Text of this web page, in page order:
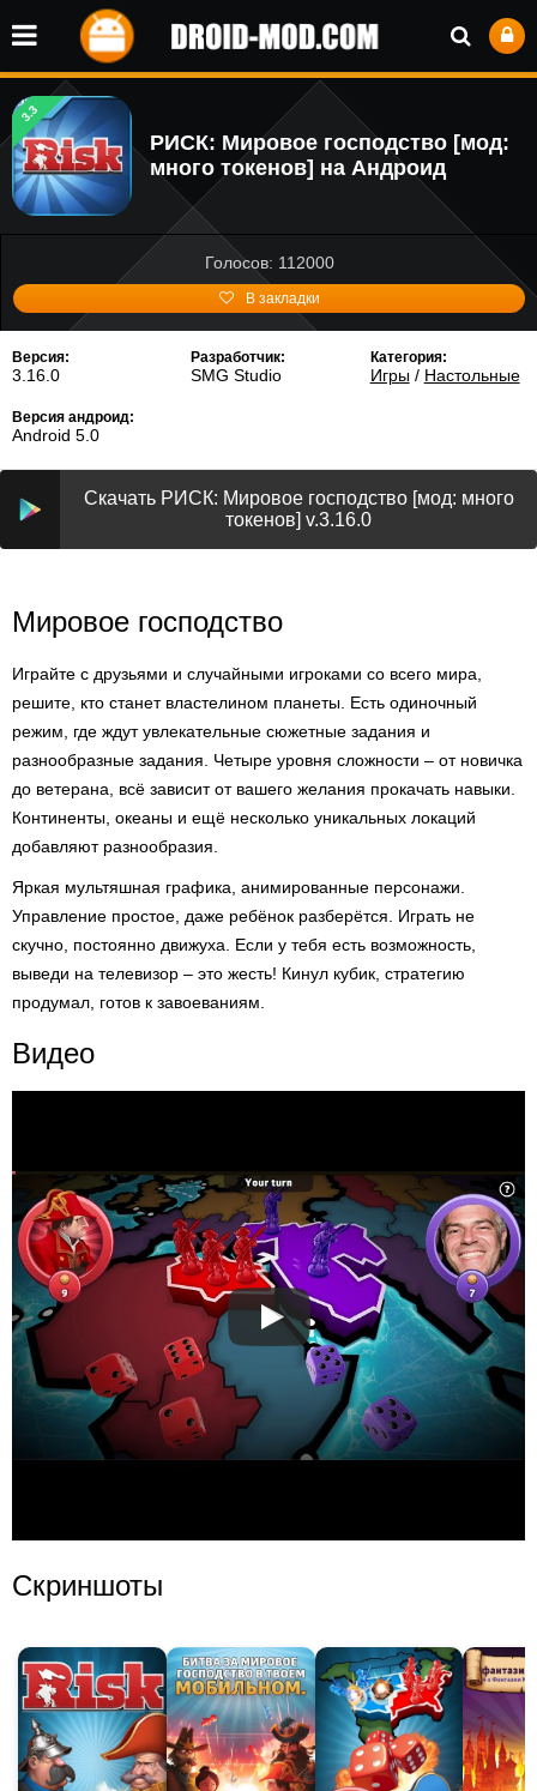
3.3
РИСК: Мировое господство [мод:
много токенов] на Андроид
Голосов: 112000
В закладки
Версия:
3.16.0
Разработчик:
SMG Studio
Категория:
Игры/ Настольные
Версия андроид:
Android 5.0
Скачать РИСК: Мировое господство [мод: много
токенов] v.3.16.0
Мировое господство
Играйте с друзьями и случайными игроками со всего мира,
решите, кто станет властелином планеты. Есть одиночный
режим, где ждут увлекательные сюжетные задания и
разнообразные задания. Четыре уровня сложности – от новичка
до ветерана, всё зависит от вашего желания прокачать навыки.
Континенты, океаны и ещё несколько уникальных локаций
добавляют разнообразия.
Яркая мультяшная графика, анимированные персонажи.
Управление простое, даже ребёнок разберётся. Играть не
скучно, постоянно движуха. Если у тебя есть возможность,
выведи на телевизор – это жесть! Кинул кубик, стратегию
продумал, готов к завоеваниям.
Видео
Скриншоты